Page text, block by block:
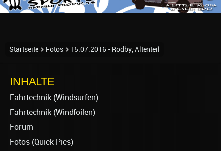
Startseite Fotos 15.07.2016 - Rödby, Altenteil
INHALTE
Fahrtechnik (Windsurfen)
Fahrtechnik (Windfoilen)
Forum
Fotos (Quick Pics)